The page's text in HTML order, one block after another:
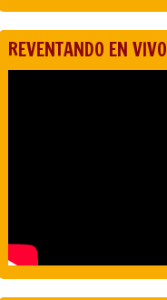
REVENTANDO EN VIVO